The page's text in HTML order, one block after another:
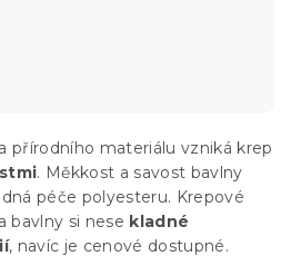
přírodního materiálu vzniká krep
. Měkkost a savost bavlny
péče polyesteru. Krepové
bavlny si nese kladné
, navíc je cenové dostupné.